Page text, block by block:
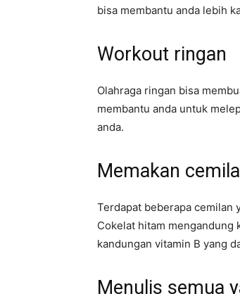
bisa membantu anda lebih
Workout ringan
Olahraga ringan bisa
membantu anda untuk
anda.
Memakan
Terdapat beberapa cemilan
Cokelat hitam mengandung
kandungan vitamin B yang
Menulis semua